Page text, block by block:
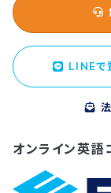
LINEで
オンライン英語